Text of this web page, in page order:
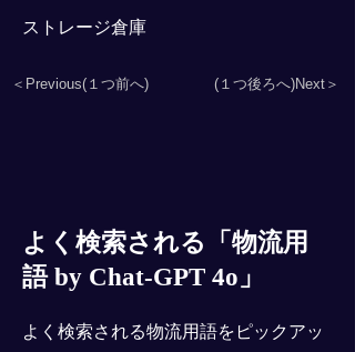
ストレージ倉庫
＜Previous(１つ前へ) (１つ後ろへ)Next＞
よく検索される「物流用
語 by Chat-GPT 4o」
よく検索される物流用語をピックアッ